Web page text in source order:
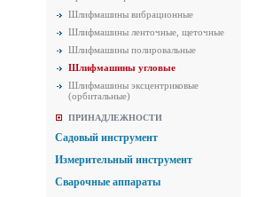
Шлифмашины вибрационные
Шлифмашины ленточные, щеточные
Шлифмашины полировальные
Шлифмашины угловые
Шлифмашины эксцентриковые
(орбитальные)
ПРИНАДЛЕЖНОСТИ
Садовый инструмент
Измерительный инструмент
Сварочные аппараты